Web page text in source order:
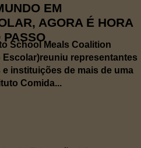
EM
AGORA É HORA
PASSO
School Meals Coalition
Escolar)reuniu representantes
instituições de mais de uma
Comida...